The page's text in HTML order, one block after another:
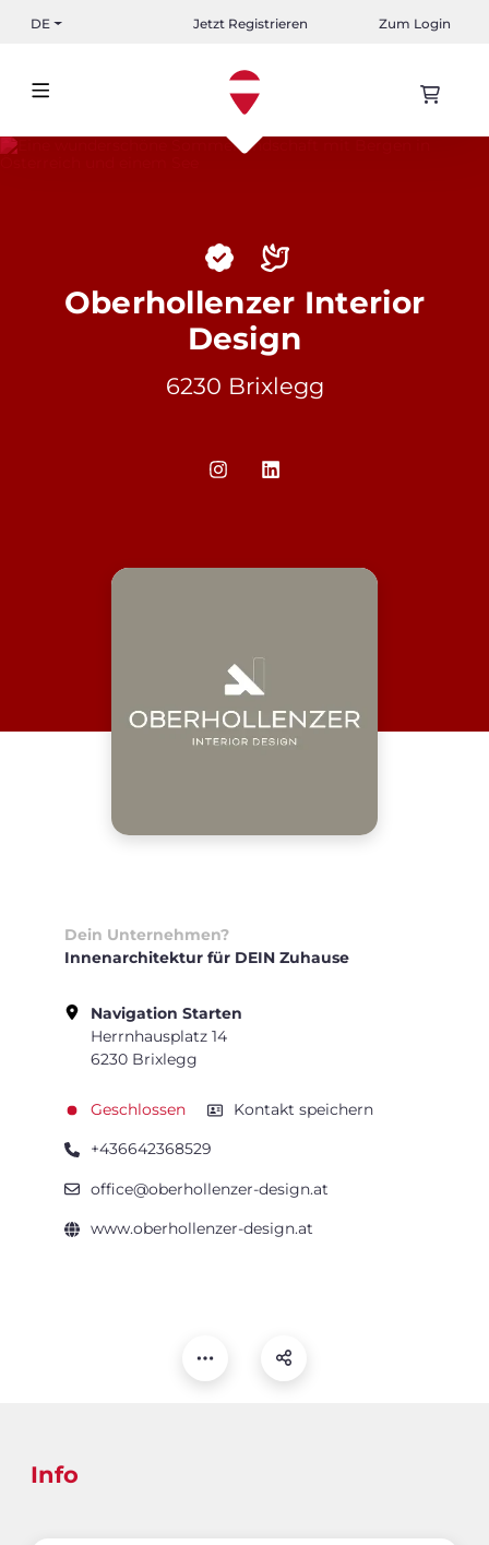
DE Jetzt Registrieren Zum Login
Oberhollenzer Interior
Design
6230 Brixlegg
Dein Unternehmen?
Innenarchitektur für DEIN Zuhause
Navigation Starten
Herrnhausplatz 14
6230 Brixlegg
Geschlossen Kontakt speichern
+436642368529
office@oberhollenzer-design.at
www.oberhollenzer-design.at
Info